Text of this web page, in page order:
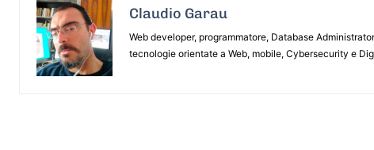
Claudio Garau
Web developer, programmatore, Database
tecnologie orientate a Web, mobile, Cybersecurity e